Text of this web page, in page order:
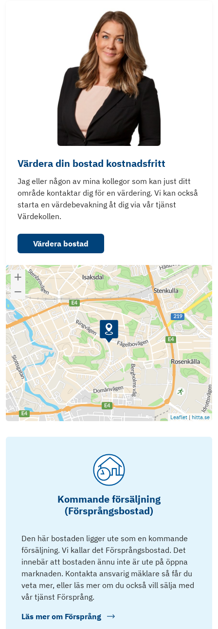
Värdera din bostad kostnadsfritt
Jag eller någon av mina kollegor som kan just ditt
område kontaktar dig för en värdering. Vi kan också
starta en värdebevakning åt dig via vår tjänst
Värdekollen.
Värdera bostad
Leaflet | hitta.se
Kommande försäljning
(Försprångsbostad)
Den här bostaden ligger ute som en kommande
försäljning. Vi kallar det Försprångsbostad. Det
innebär att bostaden ännu inte är ute på öppna
marknaden. Kontakta ansvarig mäklare så får du
veta mer, eller läs mer om du också vill sälja med
vår tjänst Försprång.
Läs mer om Försprång